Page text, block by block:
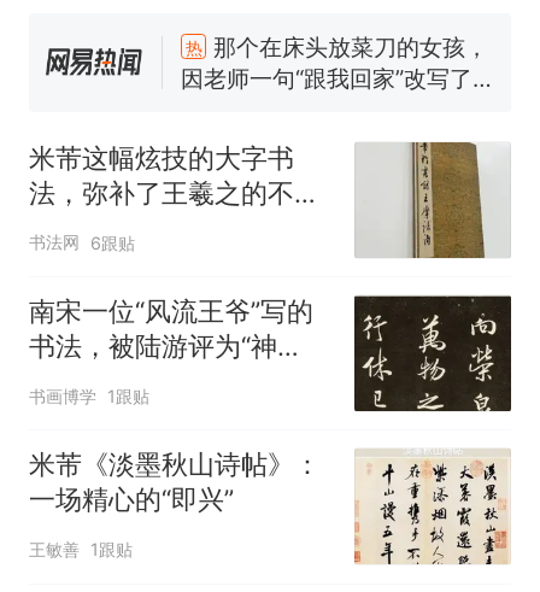
人生
新
搬家报价570元，搬到楼下
交5060元才肯搬上楼！女子傻
电力部门回应
佛山一中学招聘物理教师，笔
试前13名均遭淘汰？教育局：
已叫停招聘，成立调查组全面
“不建议大家买深色蛋糕”上热
南航一航班疑向乘客发放西梅
汁，致多名乘客在飞行途中排
队上厕所！乘客：机上100多
人只有2个厕所；客服回应：并
那个在床头放菜刀的女孩，
因老师一句“跟我回家”改写了
米芾这幅炫技的大字书
法，弥补了王羲之的不
足，900年来无人能超
书法网 6跟贴
南宋一位“风流王爷”写的
书法，被陆游评为“神
品”，董其昌：比得上米
书画博学 1跟贴
米芾《淡墨秋山诗帖》：
一场精心的“即兴”
王敏善 1跟贴